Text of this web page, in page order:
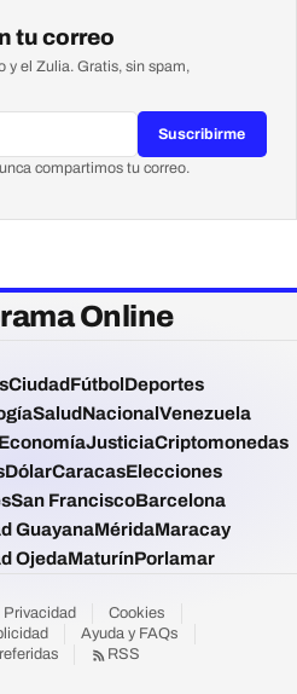
tu correo
y el Zulia. Gratis, sin spam,
Suscribirme
compartimos tu correo.
Online
CiudadFútbol Deportes
SaludNacional Venezuela
EconomíaJusticiaCriptomonedas
DólarCaracasElecciones
San FranciscoBarcelona
GuayanaMéridaMaracay
OjedaMaturínPorlamar
Privacidad
Cookies
Ayuda y FAQs
RSS